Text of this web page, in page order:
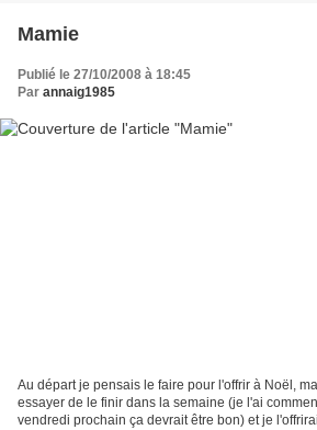
Mamie
Publié le 27/10/2008 à 18:45
Par annaig1985
Au départ je pensais le faire pour l'offrir à Noël,
essayer de le finir dans la semaine (je l'ai
vendredi prochain ça devrait être bon) et je